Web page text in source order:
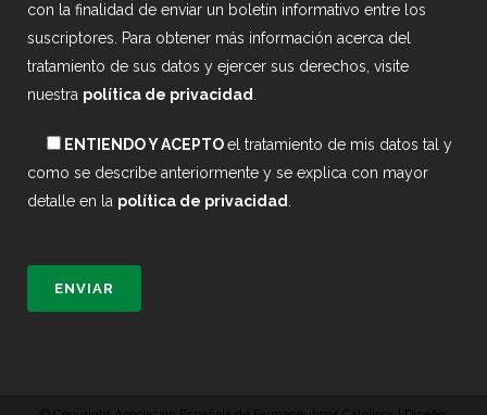
con la finalidad de enviar un boletín informativo entre los
suscriptores. Para obtener más información acerca del
tratamiento de sus datos y ejercer sus derechos, visite
nuestra política de privacidad
ENTIENDO Y ACEPTOel tratamiento de mis datos tal y
como se describe anteriormente y se explica con mayor
detalle en la política de privacidad